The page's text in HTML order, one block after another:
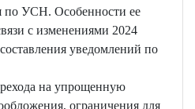
по УСН. Особенности ее
с изменениями 2024
уведомлений по
на упрощенную
ограничения для